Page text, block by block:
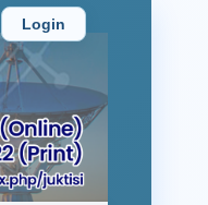
Login